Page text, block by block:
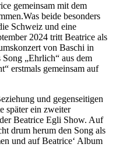
gemeinsam mit dem
beide besonders
Schweiz und eine
2024 tritt Beatrice als
von Baschi in
„Ehrlich“ aus dem
erstmals gemeinsam auf
und gegenseitigen
später ein zweiter
Beatrice Egli Show. Auf
drum herum den Song als
und auf Beatrice‘ Album